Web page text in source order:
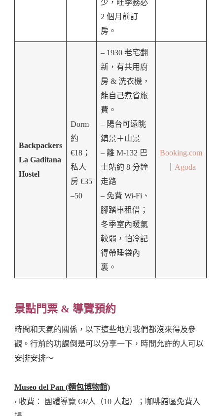
少，旺季務必
2 個月前訂
房。
Backpackers
La Gaditana
Hostel
Dorm
約
€18；
私人
房 €35
–50
– 1930 老宅翻
新，有共用廚
房 & 洗衣機，
能自己煮省旅
費。
– 陽台可遠眺
鎮景＋山景
– 離 M-132 巴
士站約 8 分鐘
走路
– 免費 Wi-Fi、
腳踏車租借；
冬季室內暖氣
較弱，怕冷記
得帶睡袋內
裏。
Booking.com
Agoda
景點門票 & 導覽預約
時間和天氣的關係，以下這些地方我們都沒來得及參
觀。行前的功課倒是可以分享一下，時間允許的人可以
安排安排～
Museo del Pan (麵包博物館)
› 收費： 團體導覽 €4/人（10 人起）；咖啡館區免費入